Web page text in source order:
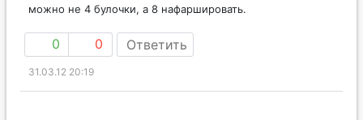
можно не 4 булочки, а 8 нафаршировать.
0 0 Ответить
31.03.12 20:19